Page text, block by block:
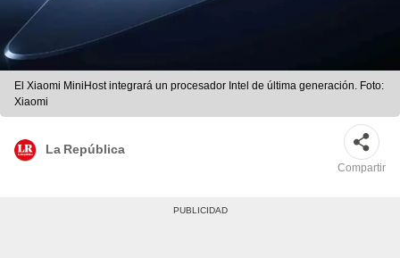
El Xiaomi MiniHost integrará un procesador Intel de última generación. Foto:
Xiaomi
La República
Compartir